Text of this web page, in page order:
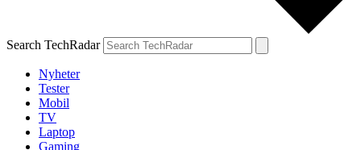
Search TechRadar
Nyheter
Tester
Mobil
TV
Laptop
Gaming